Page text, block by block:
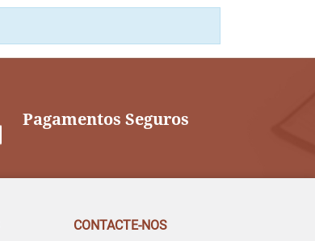
Pagamentos Seguros
CONTACTE-NOS